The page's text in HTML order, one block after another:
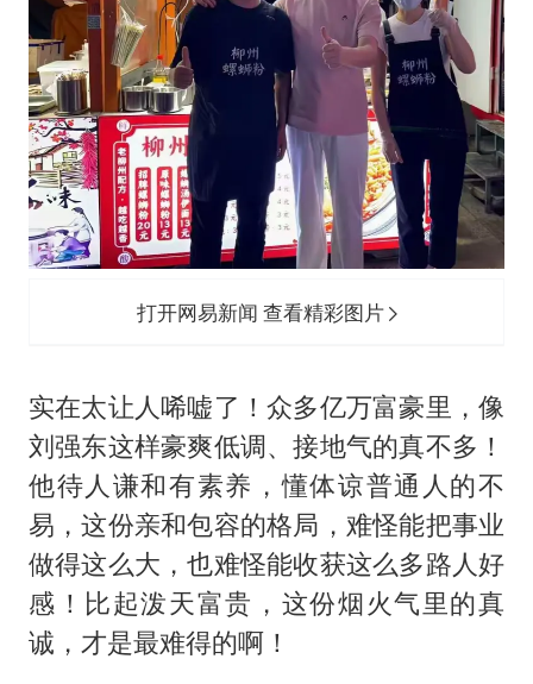
打开网易新闻 查看精彩图片
实在太让人唏嘘了！众多亿万富豪里，像
刘强东这样豪爽低调、接地气的真不多！
他待人谦和有素养，懂体谅普通人的不
易，这份亲和包容的格局，难怪能把事业
做得这么大，也难怪能收获这么多路人好
感！比起泼天富贵，这份烟火气里的真
诚，才是最难得的啊！